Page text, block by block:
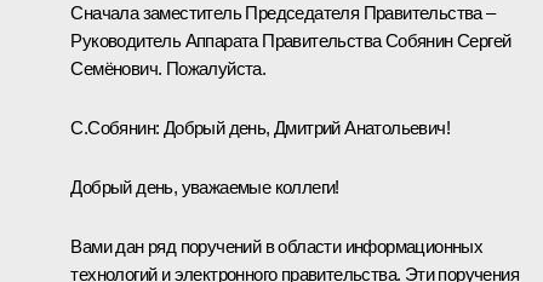
Сначала заместитель Председателя Правительства –
Руководитель Аппарата Правительства Собянин Сергей
Семёнович. Пожалуйста.
С.Собянин: Добрый день, Дмитрий Анатольевич!
Добрый день, уважаемые коллеги!
Вами дан ряд поручений в области информационных
технологий и электронного правительства. Эти поручения